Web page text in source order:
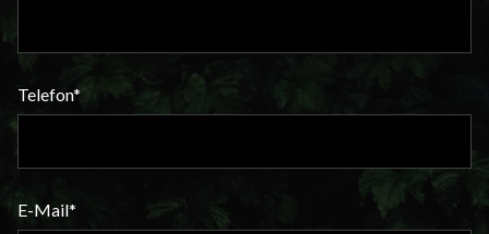
Telefon*
E-Mail*